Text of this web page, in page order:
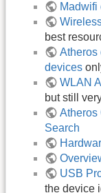
Madwifi
best
Atheros
devices
WLAN
but still
Atheros
Search
USB
the device